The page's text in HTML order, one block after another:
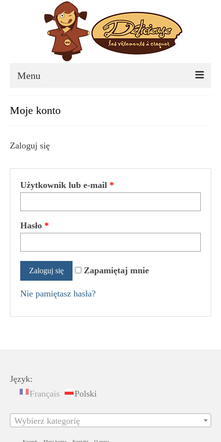
Menu
O produktach
Linki
Moje konto
Zaloguj się
Użytkownik lub e-mail *
Hasło *
Zaloguj się Zapamiętaj mnie
Nie pamiętasz hasła?
Język:
Français
Polski
Wybierz kategorię